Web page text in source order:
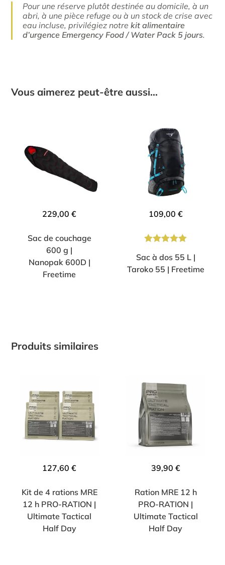
Pour une réserve plutôt destinée au domicile, à un
abri, à une pièce refuge ou à un stock de crise avec
eau incluse, privilégiez notrekit alimentaire
d’urgence Emergency Food / Water Pack 5 jours.
Vous aimerez peut-être aussi…
229,00€
Sac de couchage
600 g |
Nanopak 600D |
Freetime
109,00 €
sur 5
Sac à dos 55 L |
Taroko 55 | Freetime
Produits similaires
127,60€
Kit de 4 rations MRE
12 h PRO-RATION |
Ultimate Tactical
Half Day
39,90 €
Ration MRE 12 h
PRO-RATION |
Ultimate Tactical
Half Day